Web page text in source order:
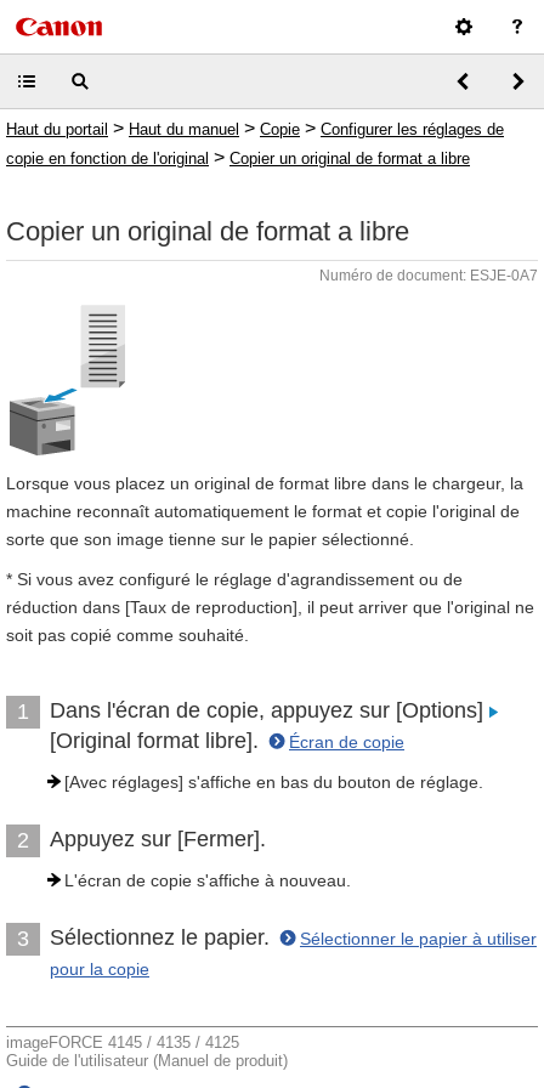
Haut du portail > Haut du manuel > Copie > Configurer les réglages de
copie en fonction de l'original > Copier un original de format a libre
Copier un original de format a libre
Numéro de document: ESJE-0A7
Lorsque vous placez un original de format libre dans le chargeur, la
machine reconnaît automatiquement le format et copie l'original de
sorte que son image tienne sur le papier sélectionné.
* Si vous avez configuré le réglage d'agrandissement ou de
réduction dans [Taux de reproduction], il peut arriver que l'original ne
soit pas copié comme souhaité.
1
Dans l'écran de copie, appuyez sur [Options]
[Original format libre].
Écran de copie
[Avec réglages] s'affiche en bas du bouton de réglage.
2 Appuyez sur [Fermer].
L'écran de copie s'affiche à nouveau.
3 Sélectionnez le papier.
Sélectionner le papier à utiliser
pour la copie
imageFORCE 4145 / 4135 / 4125
Guide de l'utilisateur (Manuel de produit)